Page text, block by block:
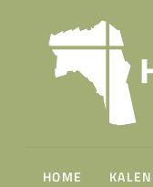
HOME
Gottesdienst sonntags um
Gemeindeleitung